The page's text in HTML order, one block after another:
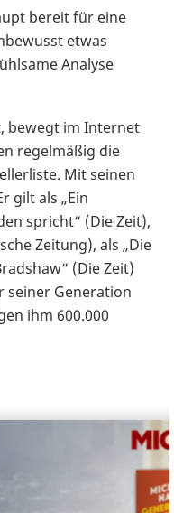
bereit für eine
etwas
Analyse
bewegt im Internet
regelmäßig die
Mit seinen
gilt als „Ein
spricht“ (Die Zeit),
Zeitung), als „Die
(Die Zeit)
seiner Generation
ihm 600.000